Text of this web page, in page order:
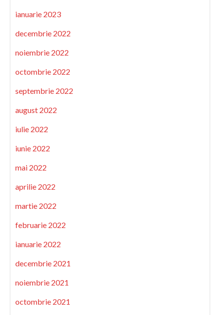
ianuarie 2023
decembrie 2022
noiembrie 2022
octombrie 2022
septembrie 2022
august 2022
iulie 2022
iunie 2022
mai 2022
aprilie 2022
martie 2022
februarie 2022
ianuarie 2022
decembrie 2021
noiembrie 2021
octombrie 2021